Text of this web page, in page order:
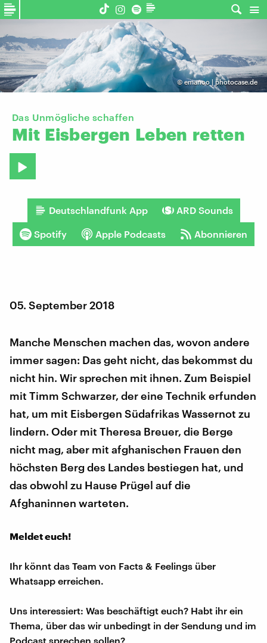
©emanoo | photocase.de
Das Unmögliche schaffen
Mit Eisbergen Leben retten
Deutschlandfunk App ARD Sounds
Spotify Apple Podcasts Abonnieren
05. September 2018
Manche Menschen machen das, wovon andere
immer sagen: Das geht nicht, das bekommst du
nicht hin. Wir sprechen mit ihnen. Zum Beispiel
mit Timm Schwarzer, der eine Technik erfunden
hat, um mit Eisbergen Südafrikas Wassernot zu
lindern. Oder mit Theresa Breuer, die Berge
nicht mag, aber mit afghanischen Frauen den
höchsten Berg des Landes bestiegen hat, und
das obwohl zu Hause Prügel auf die
Afghaninnen warteten.
Meldet euch!
Ihr könnt das Team von Facts & Feelings über
Whatsapp erreichen.
Uns interessiert: Was beschäftigt euch? Habt ihr ein
Thema, über das wir unbedingt in der Sendung und im
Podcast sprechen sollen?